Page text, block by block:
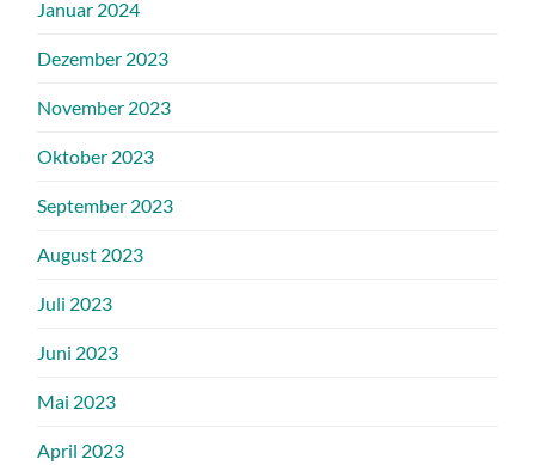
Januar 2024
Dezember 2023
November 2023
Oktober 2023
September 2023
August 2023
Juli 2023
Juni 2023
Mai 2023
April 2023